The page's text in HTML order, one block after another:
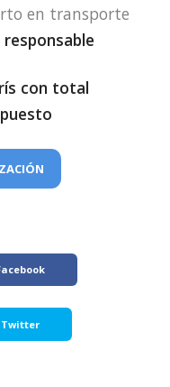
en transporte
con total
Twitter